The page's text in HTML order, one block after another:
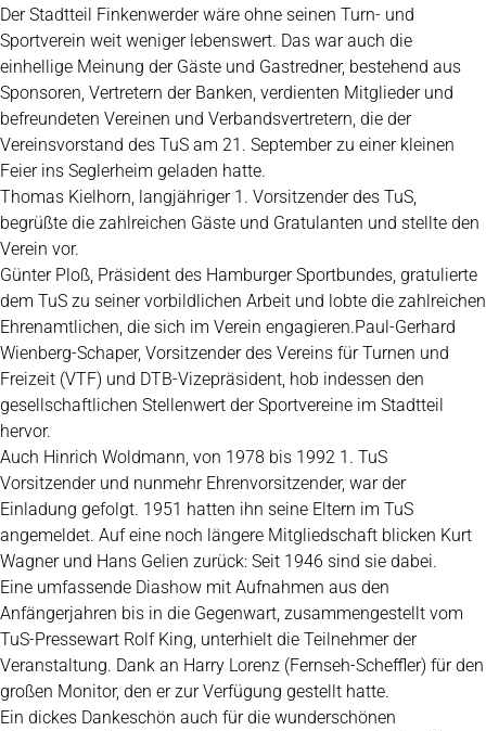
Der Stadtteil Finkenwerder wäre ohne seinen Turn- und
Sportverein weit weniger lebenswert. Das war auch die
einhellige Meinung der Gäste und Gastredner, bestehend aus
Sponsoren, Vertretern der Banken, verdienten Mitglieder und
befreundeten Vereinen und Verbandsvertretern, die der
Vereinsvorstand des TuS am 21. September zu einer kleinen
Feier ins Seglerheim geladen hatte.
Thomas Kielhorn, langjähriger 1. Vorsitzender des TuS,
begrüßte die zahlreichen Gäste und Gratulanten und stellte den
Verein vor.
Günter Ploß, Präsident des Hamburger Sportbundes, gratulierte
dem TuS zu seiner vorbildlichen Arbeit und lobte die zahlreichen
Ehrenamtlichen, die sich im Verein engagieren.Paul-Gerhard
Wienberg-Schaper, Vorsitzender des Vereins für Turnen und
Freizeit (VTF) und DTB-Vizepräsident, hob indessen den
gesellschaftlichen Stellenwert der Sportvereine im Stadtteil
hervor.
Auch Hinrich Woldmann, von 1978 bis 1992 1. TuS
Vorsitzender und nunmehr Ehrenvorsitzender, war der
Einladung gefolgt. 1951 hatten ihn seine Eltern im TuS
angemeldet. Auf eine noch längere Mitgliedschaft blicken Kurt
Wagner und Hans Gelien zurück: Seit 1946 sind sie dabei.
Eine umfassende Diashow mit Aufnahmen aus den
Anfängerjahren bis in die Gegenwart, zusammengestellt vom
TuS-Pressewart Rolf King, unterhielt die Teilnehmer der
Veranstaltung. Dank an Harry Lorenz (Fernseh-Scheffler) für den
großen Monitor, den er zur Verfügung gestellt hatte.
Ein dickes Dankeschön auch für die wunderschönen